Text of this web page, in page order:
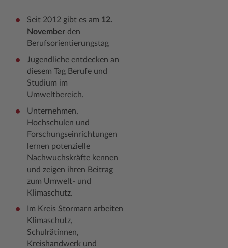
Seit 2012 gibt es am 12.
November den
Berufsorientierungstag
Jugendliche entdecken an
diesem Tag Berufe und
Studium im
Umweltbereich.
Unternehmen,
Hochschulen und
Forschungseinrichtungen
lernen potenzielle
Nachwuchskräfte kennen
und zeigen ihren Beitrag
zum Umwelt- und
Klimaschutz.
Im Kreis Stormarn arbeiten
Klimaschutz,
Schulrätinnen,
Kreishandwerk und